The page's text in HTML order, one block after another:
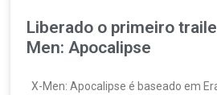
Liberado o primeiro
Men: Apocalipse
X-Men: Apocalipse é baseado em